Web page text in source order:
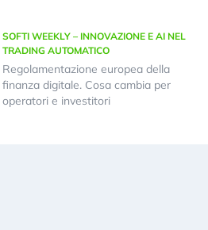
SOFTI WEEKLY – INNOVAZIONE E AI NEL
TRADING AUTOMATICO
Regolamentazione europea della
finanza digitale. Cosa cambia per
operatori e investitori